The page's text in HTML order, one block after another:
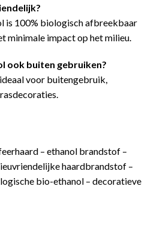
is 100% biologisch afbreekbaar
minimale impact op het milieu.
ook buiten gebruiken?
voor buitengebruik,
– ethanol brandstof –
haardbrandstof –
bio-ethanol – decoratieve